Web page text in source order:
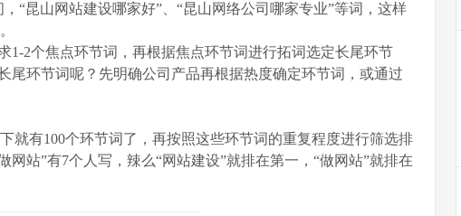
“昆山网站建设哪家好”、“昆山网络公司哪家专业”等词，这样
2个焦点环节词，再根据焦点环节词进行拓词选定长尾环节
尾环节词呢？先明确公司产品再根据热度确定环节词，或通过
有100个环节词了，再按照这些环节词的重复程度进行筛选排
站”有7个人写，辣么“网站建设”就排在第一，“做网站”就排在